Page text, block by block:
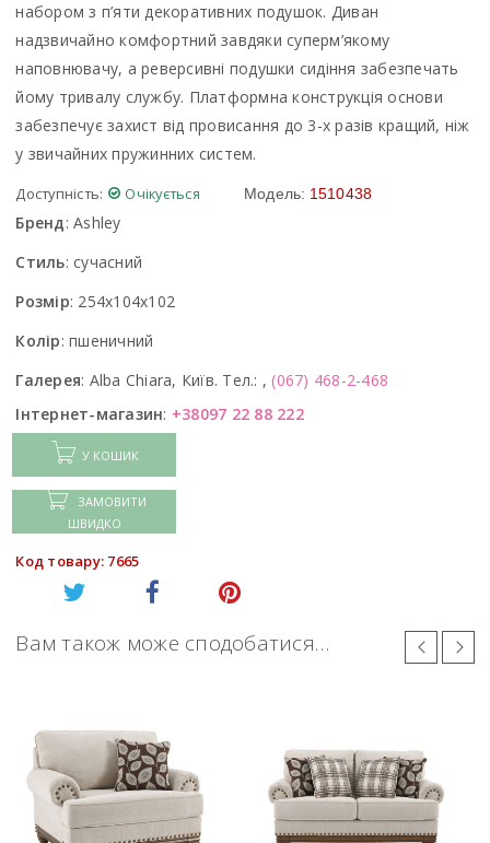
набором з п’яти декоративних подушок. Диван
надзвичайно комфортний завдяки суперм’якому
наповнювачу, а реверсивні подушки сидіння забезпечать
йому тривалу службу. Платформна конструкція основи
забезпечує захист від провисання до 3-х разів кращий, ніж
у звичайних пружинних систем.
Доступність: Очікується Модель: 1510438
Бренд:Ashley
Стиль: сучасний
Розмір: 254x104x102
Колір:пшеничний
Галерея: Alba Chiara, Київ. Тел.: , (067) 468-2-468
Інтернет-магазин: +38097 22 88 222
У КОШИК
ЗАМОВИТИ
ШВИДКО
Код товару: 7665
Вам також може сподобатися…